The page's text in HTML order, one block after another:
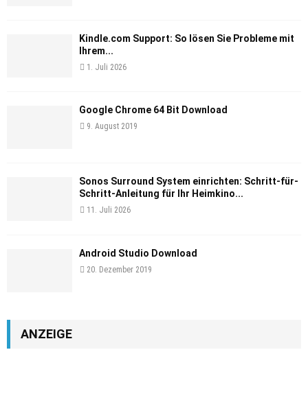
Kindle.com Support: So lösen Sie Probleme mit
Ihrem...
1. Juli 2026
Google Chrome 64 Bit Download
9. August 2019
Sonos Surround System einrichten: Schritt-für-
Schritt-Anleitung für Ihr Heimkino...
11. Juli 2026
Android Studio Download
20. Dezember 2019
ANZEIGE